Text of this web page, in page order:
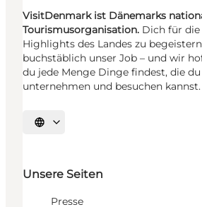
VisitDenmark ist Dänemarks
Tourismusorganisation. Dich für die
Highlights des Landes zu
buchstäblich unser Job – und wir
du jede Menge Dinge findest, die du
unternehmen und besuchen kannst.
Sprache auswählen
Unsere Seiten
Presse